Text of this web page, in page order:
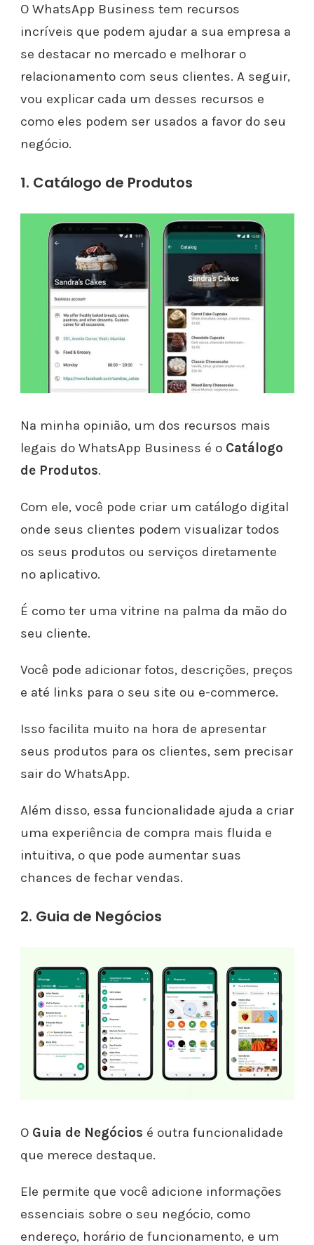
O WhatsApp Business tem recursos
incríveis que podem ajudar a sua empresa a
se destacar no mercado e melhorar o
relacionamento com seus clientes. A seguir,
vou explicar cada um desses recursos e
como eles podem ser usados a favor do seu
negócio.
1. Catálogo de Produtos
Na minha opinião, um dos recursos mais
legais do WhatsApp Business é o Catálogo
de Produtos.
Com ele, você pode criar um catálogo digital
onde seus clientes podem visualizar todos
os seus produtos ou serviços diretamente
no aplicativo.
É como ter uma vitrine na palma da mão do
seu cliente.
Você pode adicionar fotos, descrições, preços
e até links para o seu site ou e-commerce.
Isso facilita muito na hora de apresentar
seus produtos para os clientes, sem precisar
sair do WhatsApp.
Além disso, essa funcionalidade ajuda a criar
uma experiência de compra mais fluida e
intuitiva, o que pode aumentar suas
chances de fechar vendas.
2. Guia de Negócios
O Guia de Negócios é outra funcionalidade
que merece destaque.
Ele permite que você adicione informações
essenciais sobre o seu negócio, como
endereço, horário de funcionamento, e um